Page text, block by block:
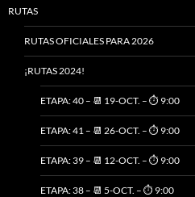
RUTAS
RUTAS OFICIALES PARA 2026
¡RUTAS 2024!
ETAPA: 40 – 📆 19-OCT. – ⏱️ 9:00
ETAPA: 41 – 📆 26-OCT. – ⏱️ 9:00
ETAPA: 39 – 📆 12-OCT. – ⏱️ 9:00
ETAPA: 38 – 📆 5-OCT. – ⏱️ 9:00